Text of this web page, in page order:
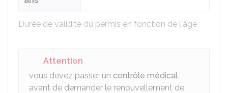
Durée de validité du permis en fonction de l'âge
Attention
vous devez passer un contrôle médical
avant de demander le renouvellement de